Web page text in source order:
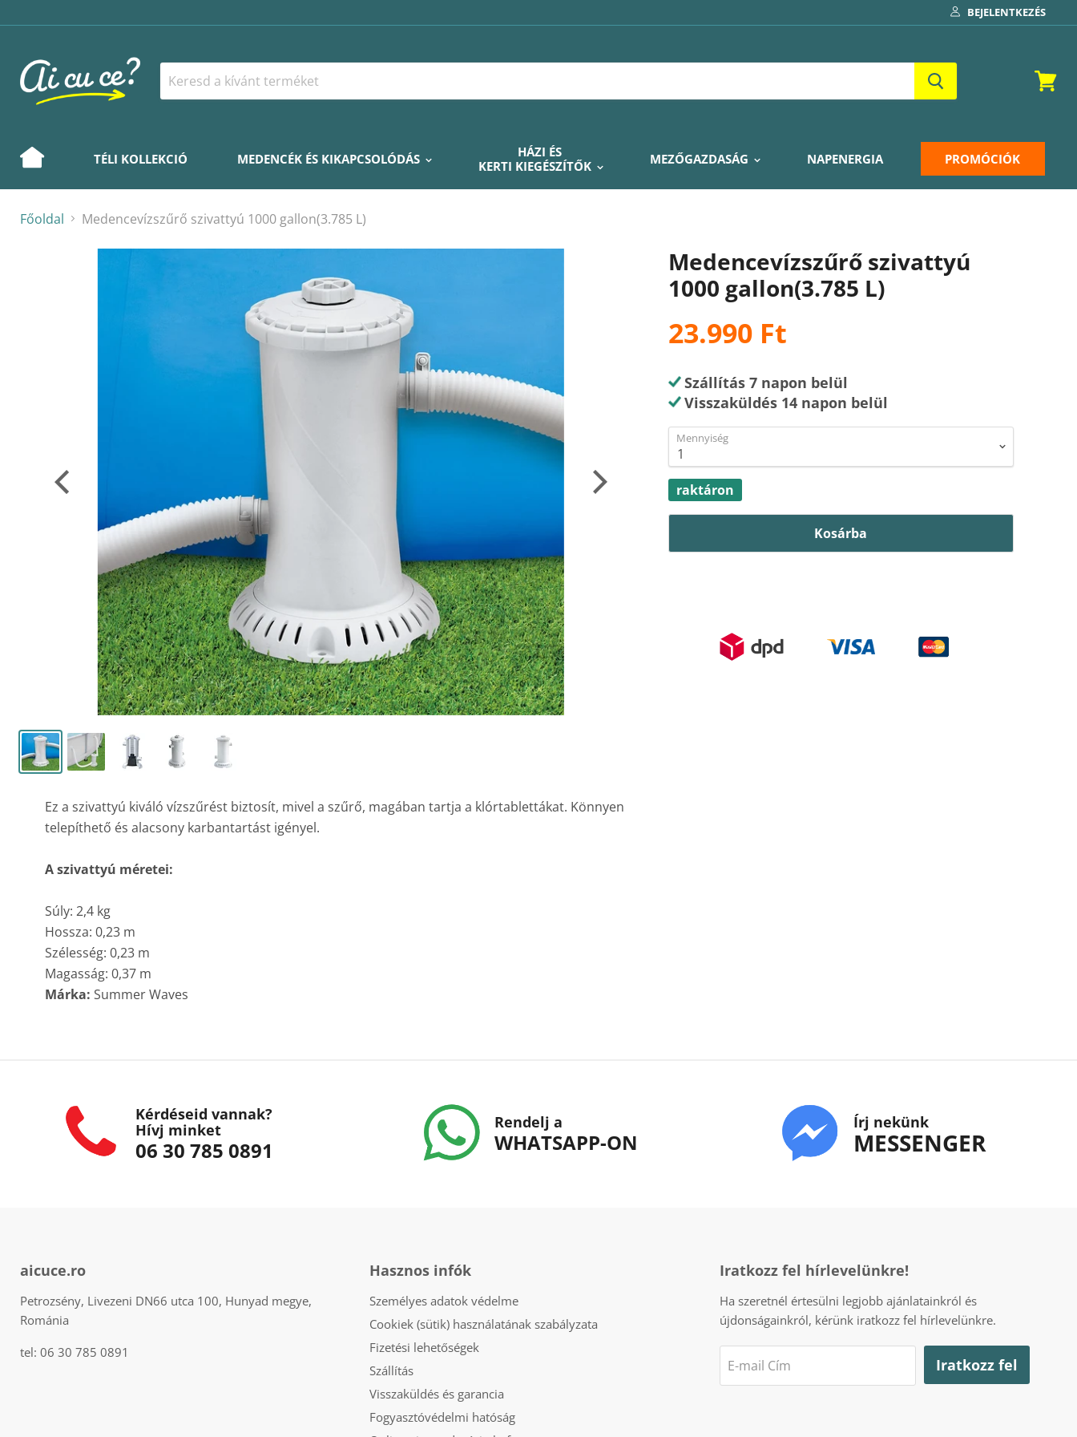
BEJELENTKEZÉS
TÉLI KOLLEKCIÓ MEDENCÉK ÉS KIKAPCSOLÓDÁS
HÁZI ÉS
KERTI KIEGÉSZÍTŐK
MEZŐGAZDASÁG NAPENERGIA PROMÓCIÓK
Főoldal Medencevízszűrő szivattyú 1000 gallon(3.785 L)
Ez a szivattyú kiváló vízszűrést biztosít, mivel a szűrő, magában tartja a klórtablettákat. Könnyen
telepíthető és alacsony karbantartást igényel.
A szivattyú méretei:
Súly: 2,4 kg
Hossza: 0,23 m
Szélesség: 0,23 m
Magasság: 0,37 m
Márka: Summer Waves
Medencevízszűrő szivattyú
1000 gallon(3.785 L)
23.990 Ft
Szállítás 7 napon belül
Visszaküldés 14 napon belül
Mennyiség
raktáron
Kosárba
Kérdéseid vannak?
Hívj minket
06 30 785 0891
Rendelj a
WHATSAPP-ON
Írj nekünk
MESSENGER
aicuce.ro
Petrozsény, Livezeni DN66 utca 100, Hunyad megye,
Románia
tel: 06 30 785 0891
Hasznos infók
Személyes adatok védelme
Cookiek (sütik) használatának szabályzata
Fizetési lehetőségek
Szállítás
Visszaküldés és garancia
Fogyasztóvédelmi hatóság
Iratkozz fel hírlevelünkre!
Ha szeretnél értesülni legjobb ajánlatainkról és
újdonságainkról, kérünk iratkozz fel hírlevelünkre.
E-mail Cím Iratkozz fel